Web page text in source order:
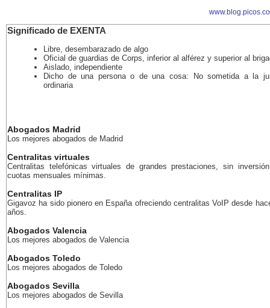
Significado de EXENTA
Libre, desembarazado de algo
Oficial de guardias de Corps, inferior al alférez y superior al
Aislado, independiente
Dicho de una persona o de una cosa: No sometida a la
ordinaria
Abogados Madrid
Los mejores abogados de Madrid
Centralitas virtuales
Centralitas telefónicas virtuales de grandes prestaciones, sin
cuotas mensuales mínimas.
Centralitas IP
Gigavoz ha sido pionero en España ofreciendo centralitas VoIP desde
años.
Abogados Valencia
Los mejores abogados de Valencia
Abogados Toledo
Los mejores abogados de Toledo
Abogados Sevilla
Los mejores abogados de Sevilla